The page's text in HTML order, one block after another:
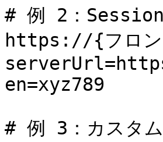
# 例 2：
https://{フロン
en=xyz789
# 例 3：カスタム